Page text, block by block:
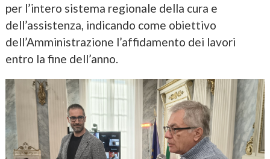
per l’intero sistema regionale della cura e
dell’assistenza, indicando come obiettivo
dell’Amministrazione l’affidamento dei lavori
entro la fine dell’anno.